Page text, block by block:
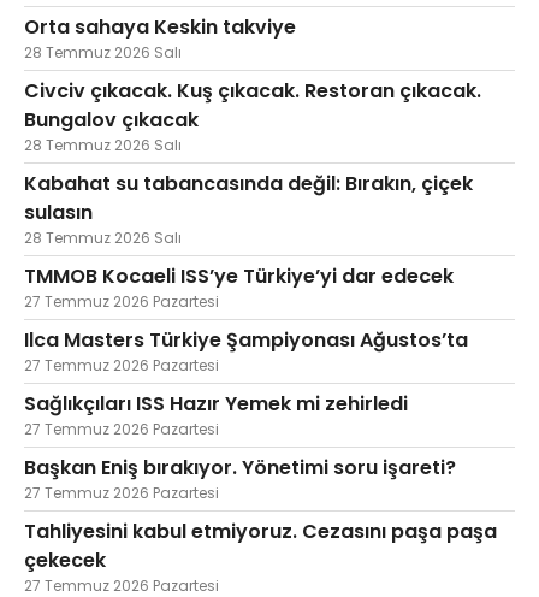
Orta sahaya Keskin takviye
28 Temmuz 2026 Salı
Civciv çıkacak. Kuş çıkacak. Restoran çıkacak.
Bungalov çıkacak
28 Temmuz 2026 Salı
Kabahat su tabancasında değil: Bırakın, çiçek
sulasın
28 Temmuz 2026 Salı
TMMOB Kocaeli ISS’ye Türkiye’yi dar edecek
27 Temmuz 2026 Pazartesi
Ilca Masters Türkiye Şampiyonası Ağustos’ta
27 Temmuz 2026 Pazartesi
Sağlıkçıları ISS Hazır Yemek mi zehirledi
27 Temmuz 2026 Pazartesi
Başkan Eniş bırakıyor. Yönetimi soru işareti?
27 Temmuz 2026 Pazartesi
Tahliyesini kabul etmiyoruz. Cezasını paşa paşa
çekecek
27 Temmuz 2026 Pazartesi